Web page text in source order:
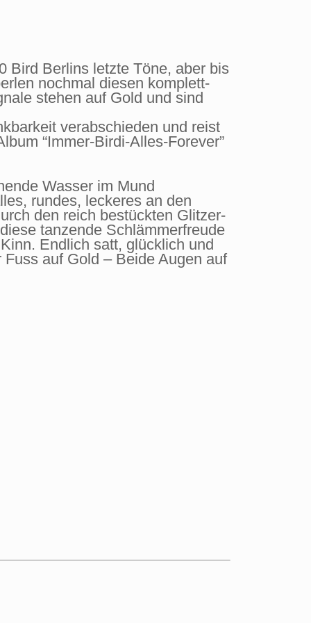
Bird Berlins letzte Töne, aber bis
nochmal diesen komplett-
stehen auf Gold und sind
verabschieden und reist
“Immer-Birdi-Alles-Forever”
Wasser im Mund
rundes, leckeres an den
den reich bestückten Glitzer-
tanzende Schlämmerfreude
Endlich satt, glücklich und
auf Gold – Beide Augen auf